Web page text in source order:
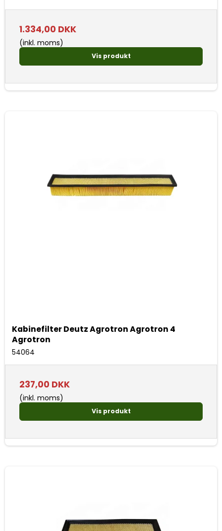
1.334,00 DKK
(inkl. moms)
Vis produkt
Kabinefilter Deutz Agrotron Agrotron 4
Agrotron
54064
237,00 DKK
(inkl. moms)
Vis produkt